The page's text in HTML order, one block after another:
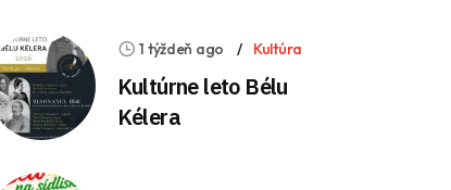
1 týždeň ago Kultúra
Kultúrne leto Bélu
Kélera